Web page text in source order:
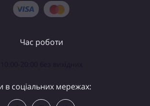
Час роботи
в соціальних мережах: